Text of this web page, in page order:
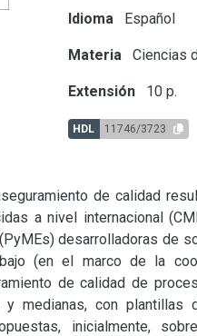
Idioma Español
Materia Ciencias
Extensión 10 p.
HDL 11746/3723
de calidad
a nivel internacional
desarrolladoras de
(en el marco de la
de calidad de
y medianas, con plantillas
inicialmente,